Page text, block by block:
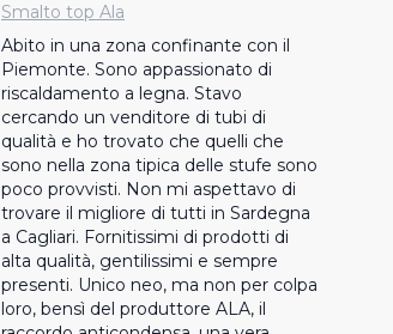
Smalto top Ala
Abito in una zona confinante con il
Piemonte. Sono appassionato di
riscaldamento a legna. Stavo
cercando un venditore di tubi di
qualità e ho trovato che quelli che
sono nella zona tipica delle stufe sono
poco provvisti. Non mi aspettavo di
trovare il migliore di tutti in Sardegna
a Cagliari. Fornitissimi di prodotti di
alta qualità, gentilissimi e sempre
presenti. Unico neo, ma non per colpa
loro, bensì del produttore ALA, il